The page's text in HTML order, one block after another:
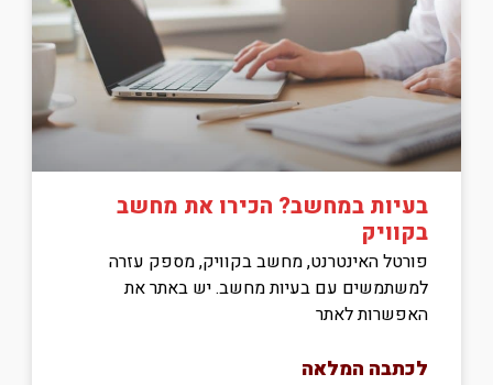
בעיות במחשב? הכירו את מחשב
בקוויק
פורטל האינטרנט, מחשב בקוויק, מספק עזרה
למשתמשים עם בעיות מחשב. יש באתר את
האפשרות לאתר
לכתבה המלאה